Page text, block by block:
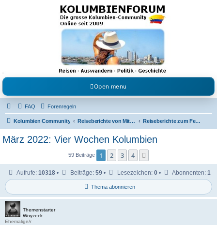
Kolumbienforum - Das
grosse Forum der
Freunde Kolumbiens
Reisen, Auswandern, Kultur, Politik, Geschichte und Visum in Kolumbien und Venezuela.
Austausch, Erfahrungen und Gemeinschaft im Kolumbienforum
Open menu
FAQ Forenregeln
Kolumbien Community Reiseberichte von Mitgliedern Reiseberichte zum Festland
März 2022: Vier Wochen Kolumbien
59 Beiträge 1 2 3 4
Thema abonnieren
Aufrufe: 10318• Beiträge: 59• Lesezeichen: 0• Abonnenten: 1
Themenstarter
Woyzeck
Ehemalige/r